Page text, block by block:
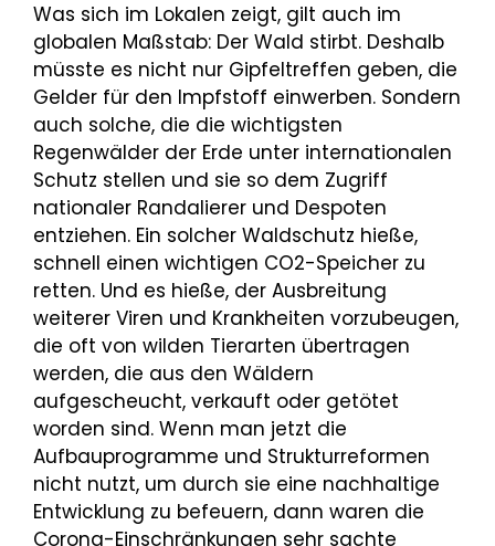
Was sich im Lokalen zeigt, gilt auch im
globalen Maßstab: Der Wald stirbt. Deshalb
müsste es nicht nur Gipfeltreffen geben, die
Gelder für den Impfstoff einwerben. Sondern
auch solche, die die wichtigsten
Regenwälder der Erde unter internationalen
Schutz stellen und sie so dem Zugriff
nationaler Randalierer und Despoten
entziehen. Ein solcher Waldschutz hieße,
schnell einen wichtigen CO2-Speicher zu
retten. Und es hieße, der Ausbreitung
weiterer Viren und Krankheiten vorzubeugen,
die oft von wilden Tierarten übertragen
werden, die aus den Wäldern
aufgescheucht, verkauft oder getötet
worden sind. Wenn man jetzt die
Aufbauprogramme und Strukturreformen
nicht nutzt, um durch sie eine nachhaltige
Entwicklung zu befeuern, dann waren die
Corona-Einschränkungen sehr sachte